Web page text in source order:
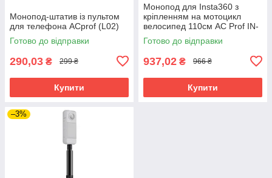
Монопод-штатив із пультом
для телефона ACprof (L02)
Готово до відправки
290,03 ₴ 299 ₴
Купити
Монопод для Insta360 з
кріпленням на мотоцикл
велосипед 110см AC Prof IN-
X3-18
Готово до відправки
937,02 ₴ 966 ₴
Купити
–3%